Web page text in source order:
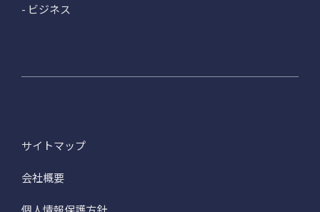
- ビジネス
サイトマップ
会社概要